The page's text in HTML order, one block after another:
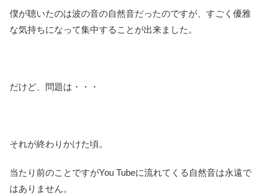
僕が聴いたのは波の音の自然音だったのですが、すごく優雅
な気持ちになって集中することが出来ました。
だけど、問題は・・・
それが終わりかけた頃。
当たり前のことですがYou Tubeに流れてくる自然音は永遠で
はありません。